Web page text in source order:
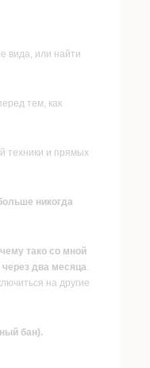
вида, или найти
тем, как
техники и прямых
никогда
тако со мной
два месяца.
на другие
бан).